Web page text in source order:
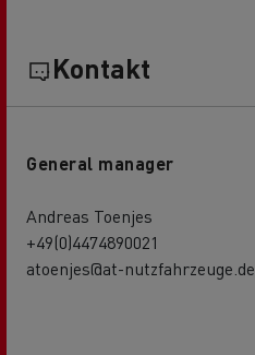
Kontakt
General manager
Andreas Toenjes
+49(0)4474890021
atoenjes@at-nutzfahrzeuge.de